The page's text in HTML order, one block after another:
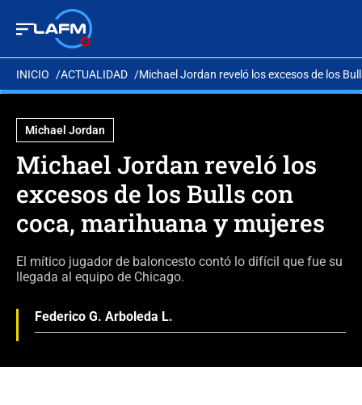
INICIO ACTUALIDAD Michael Jordan reveló los excesos de los
Michael Jordan
Michael Jordan reveló los
excesos de los Bulls con
coca, marihuana y mujeres
El mítico jugador de baloncesto contó lo difícil que fue su
llegada al equipo de Chicago.
Federico G. Arboleda L.